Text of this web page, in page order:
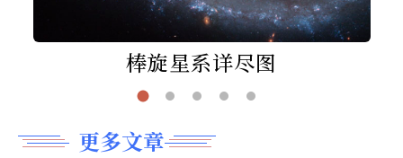
棒旋星系详尽图
更多文章